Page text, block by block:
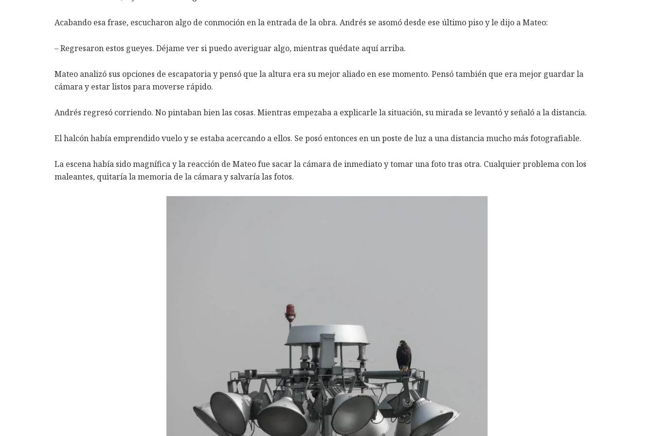
Acabando esa frase, escucharon algo de conmoción en la entrada de la obra. Andrés se asomó desde ese último piso y le dijo a Mateo:
– Regresaron estos gueyes. Déjame ver si puedo averiguar algo, mientras quédate aquí arriba.
Mateo analizó sus opciones de escapatoria y pensó que la altura era su mejor aliado en ese momento. Pensó también que era mejor guardar la
cámara y estar listos para moverse rápido.
Andrés regresó corriendo. No pintaban bien las cosas. Mientras empezaba a explicarle la situación, su mirada se levantó y señaló a la distancia.
El halcón había emprendido vuelo y se estaba acercando a ellos. Se posó entonces en un poste de luz a una distancia mucho más fotografiable.
La escena había sido magnífica y la reacción de Mateo fue sacar la cámara de inmediato y tomar una foto tras otra. Cualquier problema con los
maleantes, quitaría la memoria de la cámara y salvaría las fotos.